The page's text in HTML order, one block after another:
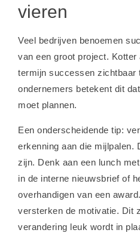
vieren
Veel bedrijven benoemen
van een groot project.
termijn successen zichtbaar
ondernemers betekent dit
moet plannen.
Een onderscheidende tip:
erkenning aan die mijlpalen.
zijn. Denk aan een lunch
in de interne nieuwsbrief of
overhandigen van een
versterken de motivatie. Dit
verandering leuk wordt in